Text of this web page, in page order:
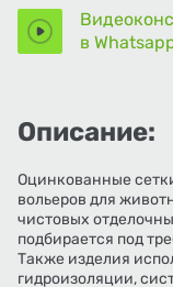
в
Описание:
Оцинкованные
вольеров для
чистовых
подбирается под
Также изделия
гидроизоляции,